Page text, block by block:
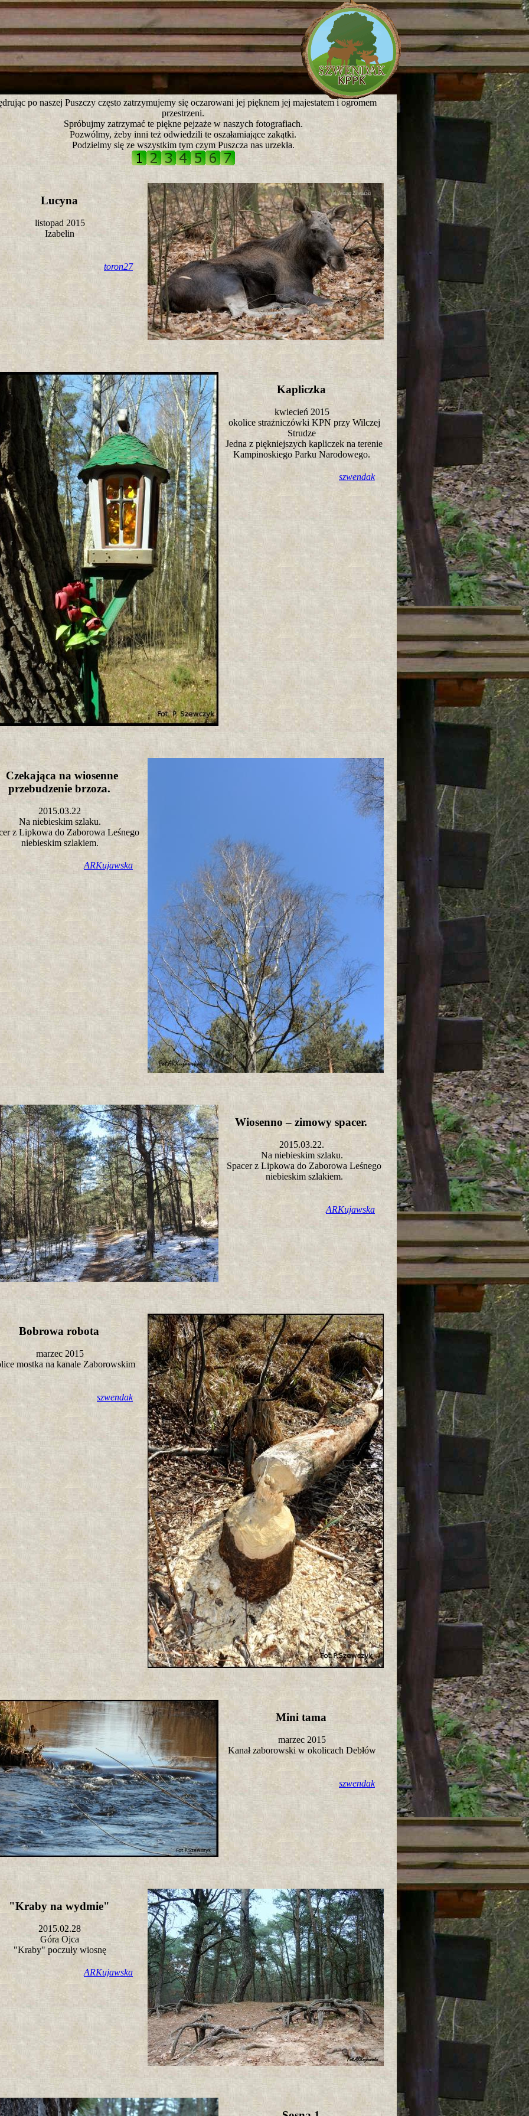
;)
po naszej Puszczy często zatrzymujemy się oczarowani jej pięknem jej majestatem i ogromem
przestrzeni.
Spróbujmy zatrzymać te piękne pejzaże w naszych fotografiach.
Pozwólmy, żeby inni też odwiedzili te oszałamiające zakątki.
Podzielmy się ze wszystkim tym czym Puszcza nas urzekła.
Lucyna
listopad 2015
Izabelin
toron27
Kapliczka
kwiecień 2015
okolice strażniczówki KPN przy Wilczej
Strudze
Jedna z piękniejszych kapliczek na terenie
Kampinoskiego Parku Narodowego.
szwendak
Czekająca na wiosenne
przebudzenie brzoza.
2015.03.22
Na niebieskim szlaku.
z Lipkowa do Zaborowa Leśnego
niebieskim szlakiem.
ARKujawska
Wiosenno – zimowy spacer.
2015.03.22.
Na niebieskim szlaku.
Spacer z Lipkowa do Zaborowa Leśnego
niebieskim szlakiem.
ARKujawska
Bobrowa robota
marzec 2015
mostka na kanale Zaborowskim
szwendak
Mini tama
marzec 2015
Kanał zaborowski w okolicach Debłów
szwendak
"Kraby na wydmie"
2015.02.28
Góra Ojca
"Kraby" poczuły wiosnę
ARKujawska